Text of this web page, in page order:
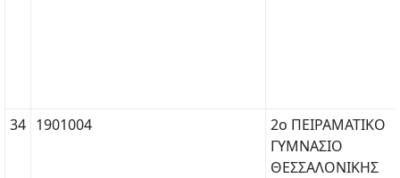
34 1901004
2ο ΠΕΙΡΑΜΑΤΙΚΟ
ΓΥΜΝΑΣΙΟ
ΘΕΣΣΑΛΟΝΙΚΗΣ